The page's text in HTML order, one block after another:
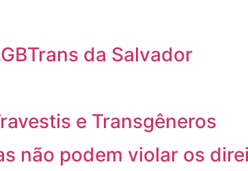
da Salvador
e Transgêneros
não podem violar os